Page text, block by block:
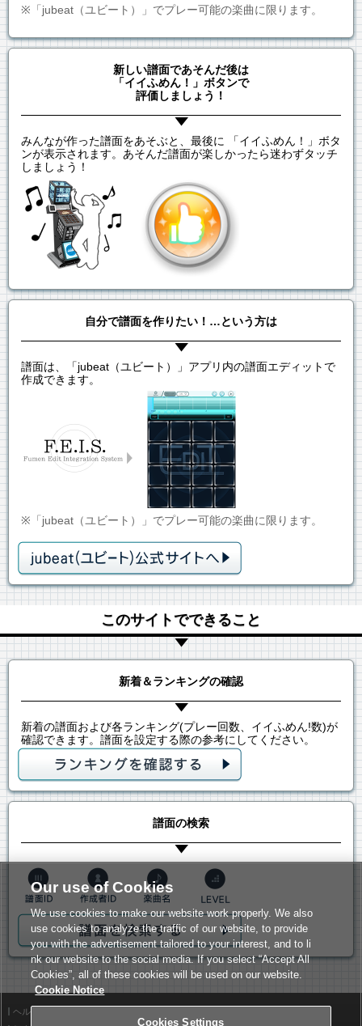
※「jubeat（ユビート）」でプレー可能の楽曲に限ります。
新しい譜面であそんだ後は
「イイふめん！」ボタンで
評価しましょう！
みんなが作った譜面をあそぶと、最後に 「イイふめん！」ボタ
ンが表示されます。あそんだ譜面が楽しかったら迷わずタッチ
しましょう！
自分で譜面を作りたい！…という方は
譜面は、「jubeat（ユビート）」アプリ内の譜面エディットで
作成できます。
※「jubeat（ユビート）」でプレー可能の楽曲に限ります。
このサイトでできること
新着＆ランキングの確認
新着の譜面および各ランキング(プレー回数、イイふめん!数)が
確認できます。譜面を設定する際の参考にしてください。
譜面の検索
ヘルプ
Our use of Cookies
We use cookies to make our website work properly. We also
use cookies to analyze the traffic of our website, to provide
you with the advertisement tailored to your interest, and to li
nk our website to the social media. If you select “Accept All
Cookies”, all of these cookies will be used on our website.
Cookie Notice
Cookies Settings